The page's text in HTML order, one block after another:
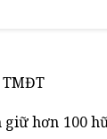
TMĐT
giữ hơn 100